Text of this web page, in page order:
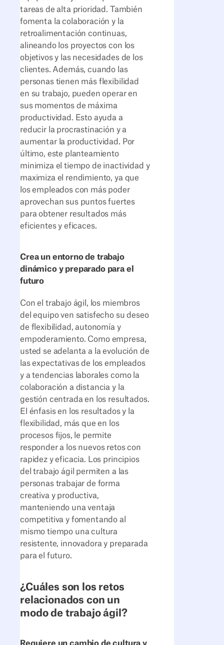
tareas de alta prioridad. También
fomenta la colaboración y la
retroalimentación continuas,
alineando los proyectos con los
objetivos y las necesidades de los
clientes. Además, cuando las
personas tienen más flexibilidad
en su trabajo, pueden operar en
sus momentos de máxima
productividad. Esto ayuda a
reducir la procrastinación y a
aumentar la productividad. Por
último, este planteamiento
minimiza el tiempo de inactividad y
maximiza el rendimiento, ya que
los empleados con más poder
aprovechan sus puntos fuertes
para obtener resultados más
eficientes y eficaces.‍
Crea un entorno de trabajo
dinámico y preparado para el
futuro
Con el trabajo ágil, los miembros
del equipo ven satisfecho su deseo
de flexibilidad, autonomía y
empoderamiento. Como empresa,
usted se adelanta a la evolución de
las expectativas de los empleados
y a tendencias laborales como la
colaboración a distancia y la
gestión centrada en los resultados.
El énfasis en los resultados y la
flexibilidad, más que en los
procesos fijos, le permite
responder a los nuevos retos con
rapidez y eficacia. Los principios
del trabajo ágil permiten a las
personas trabajar de forma
creativa y productiva,
manteniendo una ventaja
competitiva y fomentando al
mismo tiempo una cultura
resistente, innovadora y preparada
para el futuro.
¿Cuáles son los retos
relacionados con un
modo de trabajo ágil?